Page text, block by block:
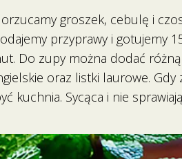
groszek, cebulę i
przyprawy i gotujemy
Do zupy można dodać
oraz listki laurowe.
kuchnia. Sycąca i nie